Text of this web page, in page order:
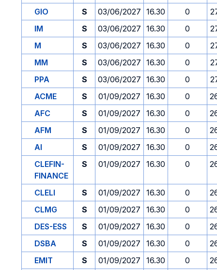
GIO
S 03/06/2027 16.30 0
IM
S 03/06/2027 16.30 0
M
S 03/06/2027 16.30 0
MM
S 03/06/2027 16.30 0
PPA
S 03/06/2027 16.30 0
ACME
S 01/09/2027 16.30 0
AFC
S 01/09/2027 16.30 0
AFM
S 01/09/2027 16.30 0
AI
S 01/09/2027 16.30 0
CLEFIN-
FINANCE
S 01/09/2027 16.30 0
CLELI S 01/09/2027 16.30 0
CLMG
S 01/09/2027 16.30 0
DES-ESS
S 01/09/2027 16.30 0
DSBA
S 01/09/2027 16.30 0
EMIT
S 01/09/2027 16.30 0